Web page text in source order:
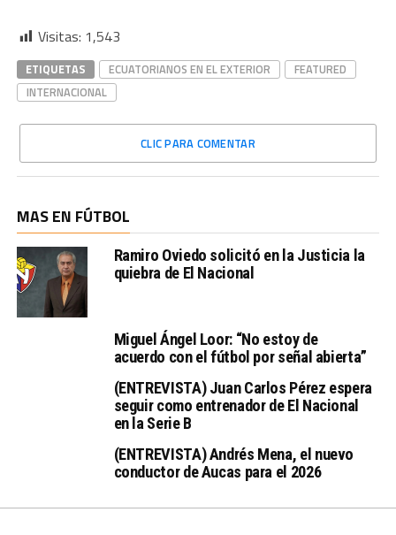
Visitas: 1,543
ETIQUETAS ECUATORIANOS EN EL EXTERIOR
FEATURED
INTERNACIONAL
CLIC PARA COMENTAR
MAS EN FÚTBOL
Ramiro Oviedo solicitó en la Justicia la
quiebra de El Nacional
Miguel Ángel Loor: “No estoy de
acuerdo con el fútbol por señal abierta”
(ENTREVISTA) Juan Carlos Pérez espera
seguir como entrenador de El Nacional
en la Serie B
(ENTREVISTA) Andrés Mena, el nuevo
conductor de Aucas para el 2026